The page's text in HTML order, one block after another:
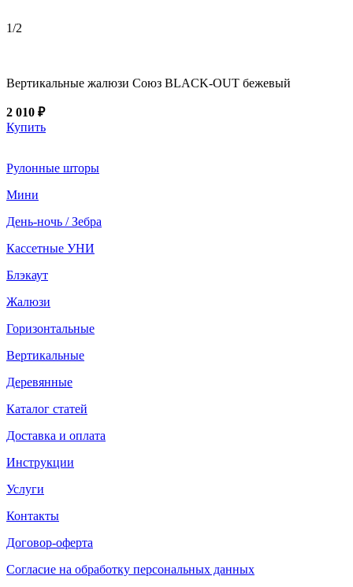
1/2
Вертикальные жалюзи Союз BLACK-OUT бежевый
2 010 ₽
Купить
Рулонные шторы
Мини
День-ночь / Зебра
Кассетные УНИ
Блэкаут
Жалюзи
Горизонтальные
Вертикальные
Деревянные
Каталог статей
Доставка и оплата
Инструкции
Услуги
Контакты
Договор-оферта
Согласие на обработку персональных данных